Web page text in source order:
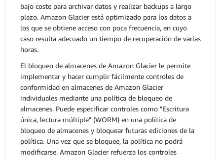
bajo coste para archivar datos y realizar backups a largo
plazo. Amazon Glacier está optimizado para los datos a
los que se obtiene acceso con poca frecuencia, en cuyo
caso resulta adecuado un tiempo de recuperación de varias
horas.
El bloqueo de almacenes de Amazon Glacier le permite
implementar y hacer cumplir fácilmente controles de
conformidad en almacenes de Amazon Glacier
individuales mediante una política de bloqueo de
almacenes. Puede especificar controles como "Escritura
única, lectura múltiple" (WORM) en una política de
bloqueo de almacenes y bloquear futuras ediciones de la
política. Una vez que se bloquee, la política no podrá
modificarse. Amazon Glacier refuerza los controles